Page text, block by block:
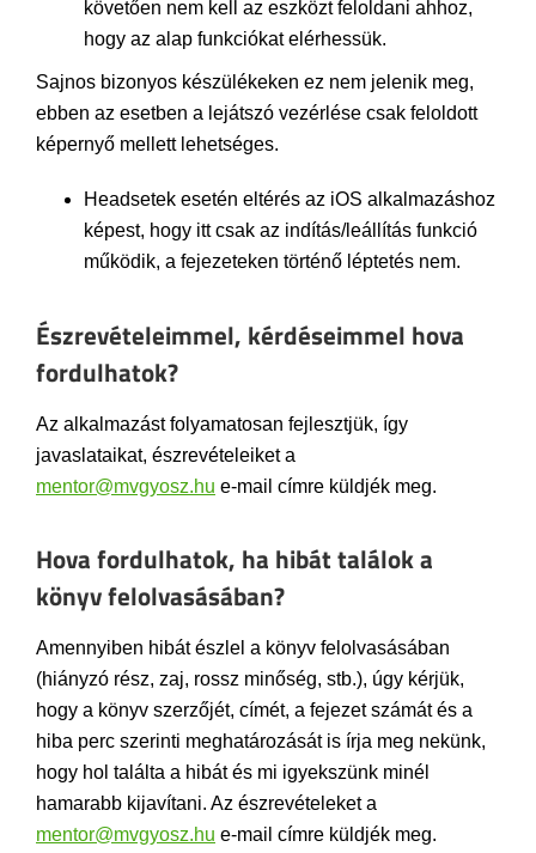
követően nem kell az eszközt feloldani ahhoz,
hogy az alap funkciókat elérhessük.
Sajnos bizonyos készülékeken ez nem jelenik meg,
ebben az esetben a lejátszó vezérlése csak feloldott
képernyő mellett lehetséges.
Headsetek esetén eltérés az iOS alkalmazáshoz
képest, hogy itt csak az indítás/leállítás funkció
működik, a fejezeteken történő léptetés nem.
Észrevételeimmel, kérdéseimmel hova
fordulhatok?
Az alkalmazást folyamatosan fejlesztjük, így
javaslataikat, észrevételeiket a
mentor@mvgyosz.hu e-mail címre küldjék meg.
Hova fordulhatok, ha hibát találok a
könyv felolvasásában?
Amennyiben hibát észlel a könyv felolvasásában
(hiányzó rész, zaj, rossz minőség, stb.), úgy kérjük,
hogy a könyv szerzőjét, címét, a fejezet számát és a
hiba perc szerinti meghatározását is írja meg nekünk,
hogy hol találta a hibát és mi igyekszünk minél
hamarabb kijavítani. Az észrevételeket a
mentor@mvgyosz.hu e-mail címre küldjék meg.